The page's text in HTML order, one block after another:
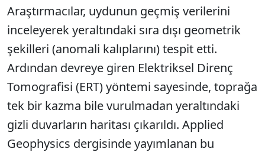
Sesi Aç
Araştırmacılar, uydunun geçmiş verilerini
inceleyerek yeraltındaki sıra dışı geometrik
şekilleri (anomali kalıplarını) tespit etti.
Ardından devreye giren Elektriksel Direnç
Tomografisi (ERT) yöntemi sayesinde, toprağa
tek bir kazma bile vurulmadan yeraltındaki
gizli duvarların haritası çıkarıldı. Applied
Geophysics dergisinde yayımlanan bu